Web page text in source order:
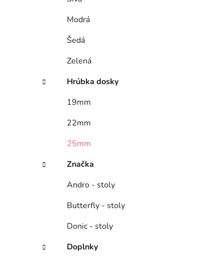
Modrá
Šedá
Zelená
Hrúbka dosky
19mm
22mm
25mm
Značka
Andro - stoly
Butterfly - stoly
Donic - stoly
Doplnky